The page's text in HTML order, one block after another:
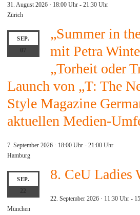
31. August 2026 · 18:00 Uhr - 21:30 Uhr
Zürich
SEP.
07
„Summer in
mit Petra
„Torheit oder
Launch von „T: The
Style Magazine
aktuellen Medien-
7. September 2026 · 18:00 Uhr - 21:00 Uhr
Hamburg
SEP.
22
8. CeU Ladies
22. September 2026 · 11:30 Uhr-
München